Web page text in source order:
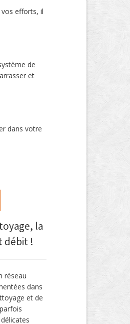
efforts, il
de
et
dans votre
la
débit !
réseau
dans
et de